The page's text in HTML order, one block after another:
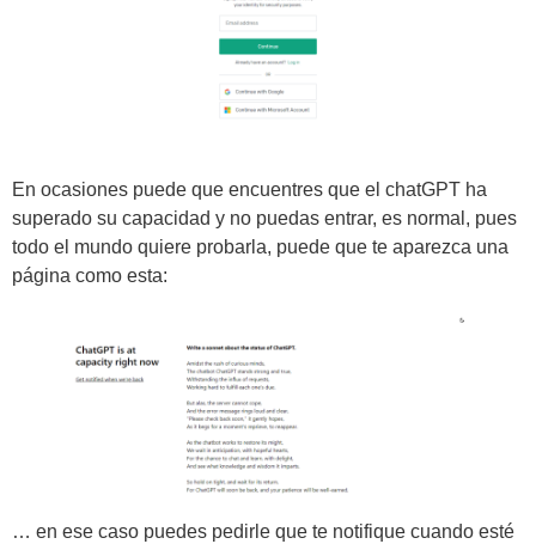
En ocasiones puede que encuentres que el chatGPT ha
superado su capacidad y no puedas entrar, es normal, pues
todo el mundo quiere probarla, puede que te aparezca una
página como esta:
… en ese caso puedes pedirle que te notifique cuando esté